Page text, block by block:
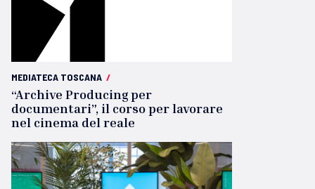
MEDIATECA TOSCANA /
“Archive Producing per
documentari”, il corso per lavorare
nel cinema del reale